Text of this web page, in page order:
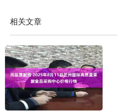
相关文章